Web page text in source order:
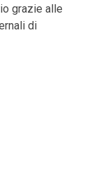
grazie alle
di